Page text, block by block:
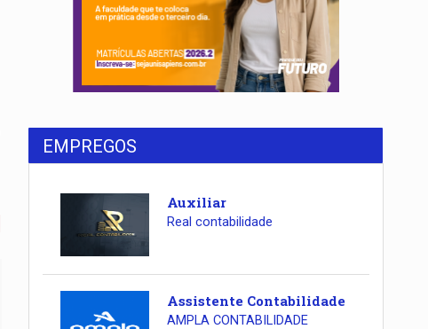
EMPREGOS
Auxiliar
Real contabilidade
Assistente Contabilidade
AMPLA CONTABILIDADE